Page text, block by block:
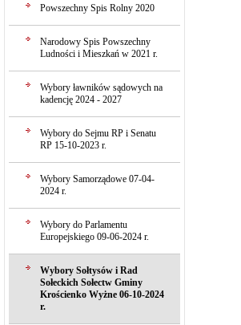
Powszechny Spis Rolny 2020
Narodowy Spis Powszechny
Ludności i Mieszkań w 2021 r.
Wybory ławników sądowych na
kadencję 2024 - 2027
Wybory do Sejmu RP i Senatu
RP 15-10-2023 r.
Wybory Samorządowe 07-04-
2024 r.
Wybory do Parlamentu
Europejskiego 09-06-2024 r.
Wybory Sołtysów i Rad
Sołeckich Sołectw Gminy
Krościenko Wyżne 06-10-2024
r.